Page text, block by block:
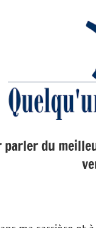
parler du